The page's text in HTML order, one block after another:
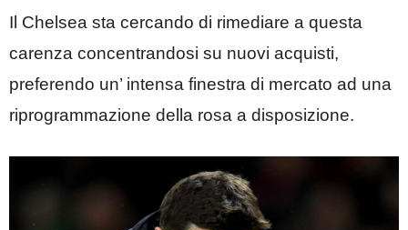
Il Chelsea sta cercando di rimediare a questa
carenza concentrandosi su nuovi acquisti,
preferendo un’ intensa finestra di mercato ad una
riprogrammazione della rosa a disposizione.